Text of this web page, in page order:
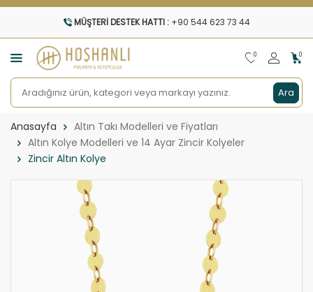
MÜŞTERI DESTEK HATTI : +90 544 623 73 44
Ara
0 0
Anasayfa
Altın Takı Modelleri ve Fiyatları
Altın Kolye Modelleri ve 14 Ayar Zincir Kolyeler
Zincir Altın Kolye